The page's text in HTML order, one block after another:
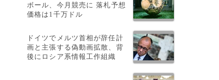
ボール、今月競売に 落札予想
価格は1千万ドル
ドイツでメルツ首相が辞任計
画と主張する偽動画拡散、背
後にロシア系情報工作組織